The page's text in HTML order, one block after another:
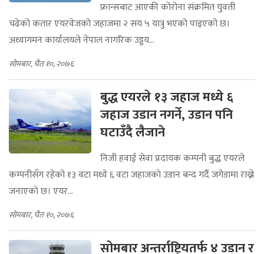
फ्रान्सबाट आएकी कोरोना संक्रमित युवती
चढेको कतार एयरवेजको जहाजमा २ सय ५ यात्रु भएको पाइएको छ।
अध्यागमन कार्यालयले नेपाल नागरिक उड्डय...
सोमबार, चैत १०, २०७६
बुद्ध एयरले १३ जहाज मध्ये ६
जहाज उडान नगर्ने, उडान पनि
घटाउँदै लैजाने
निजी हवाई सेवा प्रदायक कम्पनी बुद्ध एयरले
कम्पनीसँग रहेको १३ वटा मध्ये ६ वटा जहाजकाे उडान बन्द गर्दै जगेडामा राख्ने
जनाएकाे छ। एयर...
सोमबार, चैत १०, २०७६
सोमबार अन्तर्राष्ट्रियतर्फ ४ उडान र